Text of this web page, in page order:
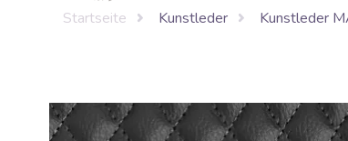
Startseite Kunstleder Kunstleder